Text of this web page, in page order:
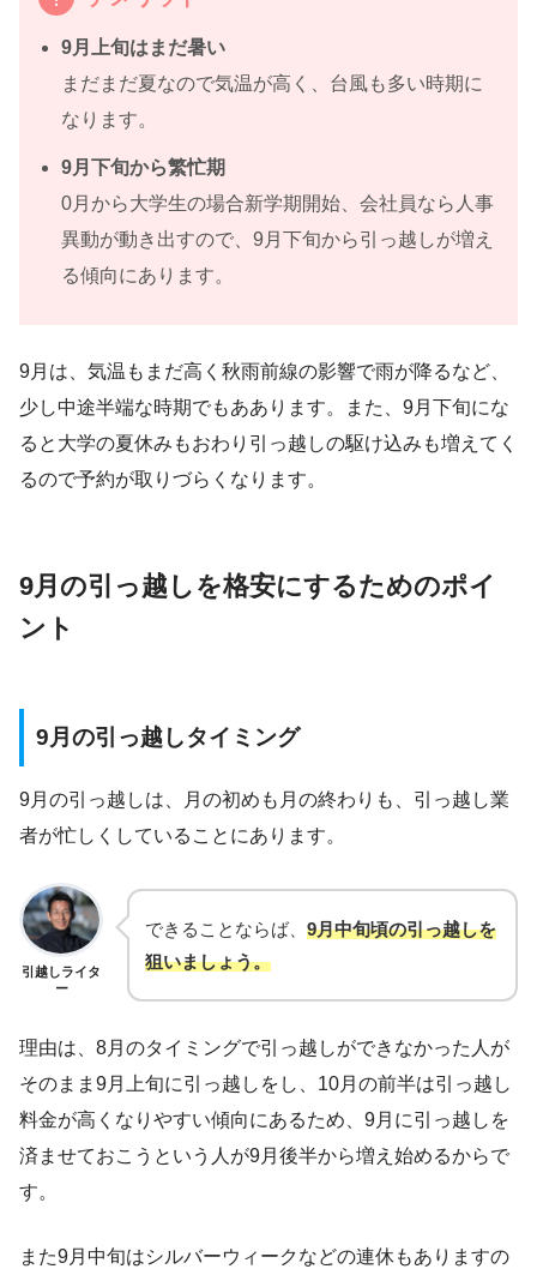
9月上旬はまだ暑い
まだまだ夏なので気温が高く、台風も多い時期に
なります。
9月下旬から繁忙期
0月から大学生の場合新学期開始、会社員なら人事
異動が動き出すので、9月下旬から引っ越しが増え
る傾向にあります。
9月は、気温もまだ高く秋雨前線の影響で雨が降るなど、
少し中途半端な時期でもああります。また、9月下旬にな
ると大学の夏休みもおわり引っ越しの駆け込みも増えてく
るので予約が取りづらくなります。
9月の引っ越しを格安にするためのポイ
ント
9月の引っ越しタイミング
9月の引っ越しは、月の初めも月の終わりも、引っ越し業
者が忙しくしていることにあります。
引越しライタ
ー
できることならば、 9月中旬頃の引っ越しを
狙いましょう。
理由は、8月のタイミングで引っ越しができなかった人が
そのまま9月上旬に引っ越しをし、10月の前半は引っ越し
料金が高くなりやすい傾向にあるため、9月に引っ越しを
済ませておこうという人が9月後半から増え始めるからで
す。
また9月中旬はシルバーウィークなどの連休もありますの